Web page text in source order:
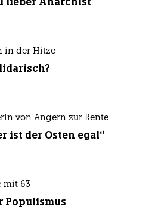
in der Hitze
von Angern zur Rente
ist der Osten egal“
mit 63
Populismus